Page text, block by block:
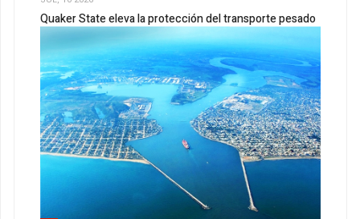
Quaker State eleva la protección del transporte pesado